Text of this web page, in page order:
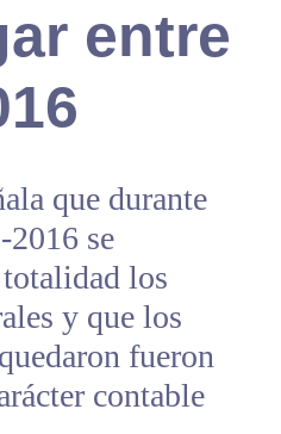
entre
que durante
2016 se
los
y que los
fueron
contable